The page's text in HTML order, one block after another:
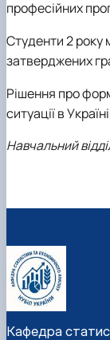
професійних
Студенти 2 року
затверджених
Рішення про
ситуації в
Навчальний
Кафедра